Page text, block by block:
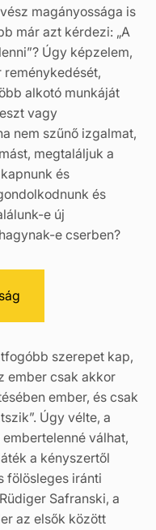
magányossága is
már azt kérdezi: „A
Úgy képzelem,
reménykedését,
alkotó munkáját
vagy
nem szűnő izgalmat,
megtaláljuk a
és
és
e új
e cserben?
szerepet kap,
ember csak akkor
ember, és csak
Úgy vélte, a
válhat,
a kényszertől
fölösleges iránti
Safranski, a
az elsők között